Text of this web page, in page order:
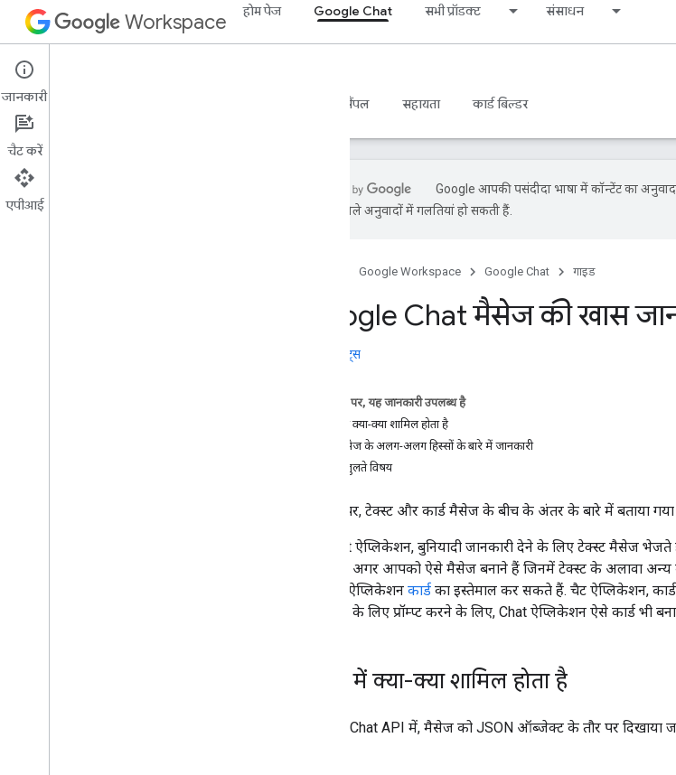
Workspace होम पेज Google Chat सभी प्रॉडक्ट संसाधन
Google Chat
खास जानकारी सैंपल सहायता कार्ड बिल्डर
Google आपकी पसंदीदा भाषा में कॉन्टेंट का
एआई से मिले अनुवादों में गलतियां हो सकती हैं.
Google Workspace Google Chat गाइड
Google Chat मैसेज की खास
रिलीज़ नोट्स
इस पेज पर, यह जानकारी उपलब्ध है
मैसेज में क्या-क्या शामिल होता है
कार्ड मैसेज के अलग-अलग हिस्सों के बारे में जानकारी
मिलते-जुलते विषय
इस पेज पर, टेक्स्ट और कार्ड मैसेज के बीच के अंतर के बारे में बताया गया
जब Chat ऐप्लिकेशन, बुनियादी जानकारी देने के लिए टेक्स्ट मैसेज
लिखते हैं. अगर आपको ऐसे मैसेज बनाने हैं जिनमें टेक्स्ट के अलावा अन्य
तो Chat ऐप्लिकेशन कार्ड का इस्तेमाल कर सकते हैं. चैट ऐप्लिकेशन,
पूरी करने के लिए प्रॉम्प्ट करने के लिए, Chat ऐप्लिकेशन ऐसे कार्ड भी
मैसेज में क्या-क्या शामिल होता है
Google Chat API में, मैसेज को JSON ऑब्जेक्ट के तौर पर दिखाया
जानकारी
चैट करें
एपीआई